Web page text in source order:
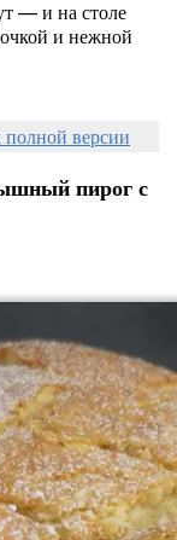
— и на столе
и нежной
полной версии
пирог с